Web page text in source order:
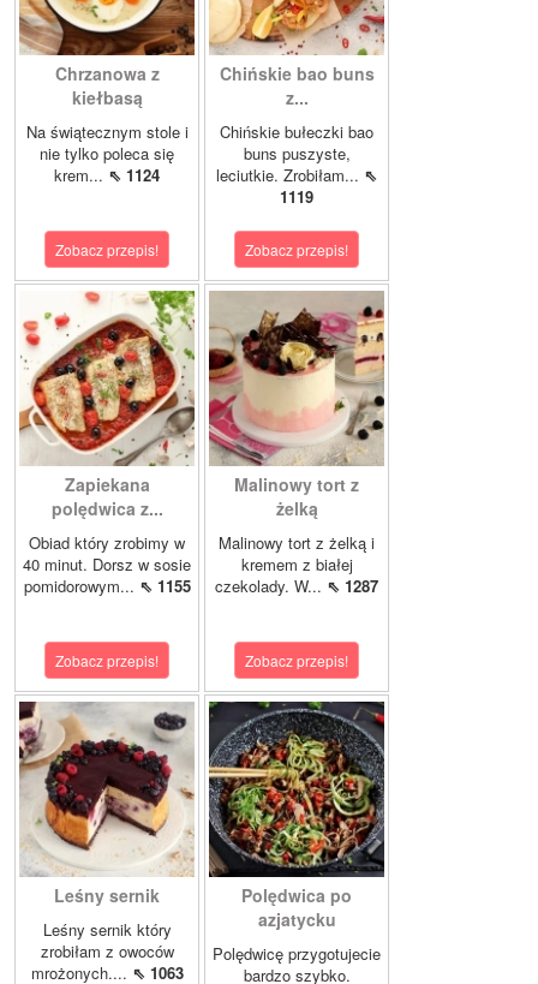
Chrzanowa z
kiełbasą
Na świątecznym stole i
nie tylko poleca się
krem... ⇖ 1124
Zobacz przepis!
Chińskie bao buns
z...
Chińskie bułeczki bao
buns puszyste,
leciutkie. Zrobiłam... ⇖
1119
Zobacz przepis!
Zapiekana
polędwica z...
Obiad który zrobimy w
40 minut. Dorsz w sosie
pomidorowym... ⇖ 1155
Zobacz przepis!
Malinowy tort z
żelką
Malinowy tort z żelką i
kremem z białej
czekolady. W... ⇖ 1287
Zobacz przepis!
Leśny sernik
Leśny sernik który
zrobiłam z owoców
mrożonych.... ⇖ 1063
Polędwica po
azjatycku
Polędwicę przygotujecie
bardzo szybko.